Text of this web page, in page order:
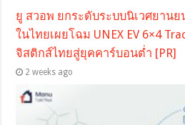
ยู สวอพ ยกระดับระบบนิเวศยาน
ในไทยเผยโฉม UNEX EV 6×4
จิสติกส์ไทยสู่ยุคคาร์บอนต่ำ [PR]
2 weeks ago